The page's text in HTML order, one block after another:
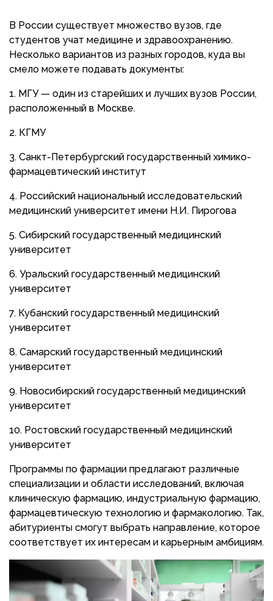
В России существует множество вузов, где
студентов учат медицине и здравоохранению.
Несколько вариантов из разных городов, куда вы
смело можете подавать документы:
МГУ — один из старейших и лучших вузов России,
расположенный в Москве.
КГМУ
Санкт-Петербургский государственный химико-
фармацевтический институт
Российский национальный исследовательский
медицинский университет имени Н.И. Пирогова
Сибирский государственный медицинский
университет
Уральский государственный медицинский
университет
Кубанский государственный медицинский
университет
Самарский государственный медицинский
университет
Новосибирский государственный медицинский
университет
Ростовский государственный медицинский
университет
Программы по фармации предлагают различные
специализации и области исследований, включая
клиническую фармацию, индустриальную фармацию,
фармацевтическую технологию и фармакологию. Так,
абитуриенты смогут выбрать направление, которое
соответствует их интересам и карьерным амбициям.